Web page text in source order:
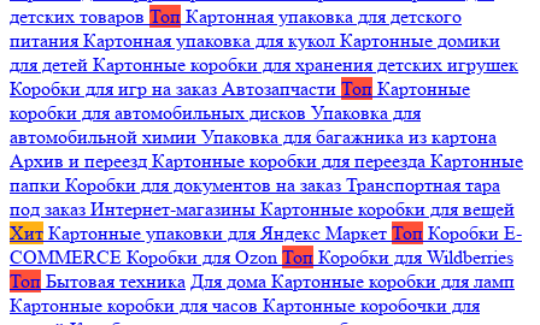
детских товаров Топ Картонная упаковка для детского
питания Картонная упаковка для кукол Картонные домики
для детей Картонные коробки для хранения детских игрушек
Коробки для игр на заказ Автозапчасти Топ Картонные
коробки для автомобильных дисков Упаковка для
автомобильной химии Упаковка для багажника из картона
Архив и переезд Картонные коробки для переезда Картонные
папки Коробки для документов на заказ Транспортная тара
под заказ Интернет-магазины Картонные коробки для вещей
Хит Картонные упаковки для Яндекс Маркет Топ Коробки E-
COMMERCE Коробки для Ozon Топ Коробки для Wildberries
Топ Бытовая техника Для дома Картонные коробки для ламп
Картонные коробки для часов Картонные коробочки для